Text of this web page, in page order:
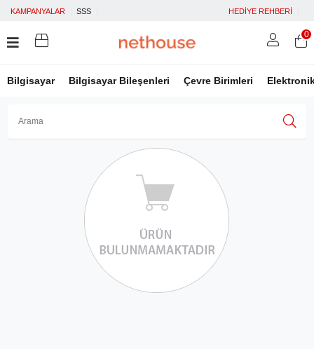
KAMPANYALAR SSS HEDİYE REHBERİ
Bilgisayar Bilgisayar Bileşenleri Çevre Birimleri
Üye Ol Facebook İle Bağlan
Google İle Bağlan
0